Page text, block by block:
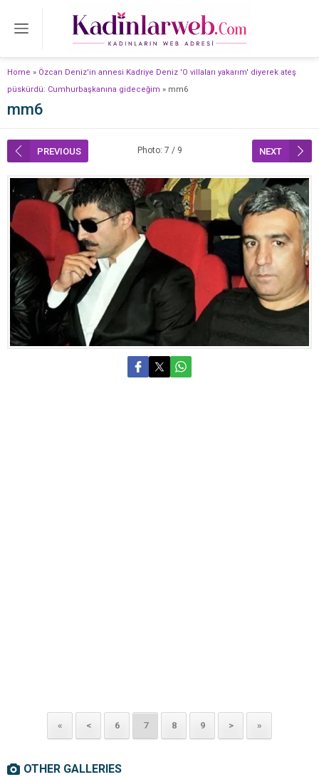
Home » Özcan Deniz'in annesi Kadriye Deniz 'O villaları yakarım' diyerek ateş
püskürdü: Cumhurbaşkanına gideceğim » mm6
mm6
PREVIOUS Photo: 7 / 9 NEXT
« < 6 7 8 9 > »
OTHER GALLERIES